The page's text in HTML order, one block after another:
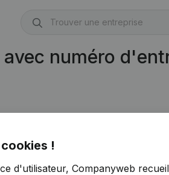
numéro
!
d'utilisateur, Companyweb